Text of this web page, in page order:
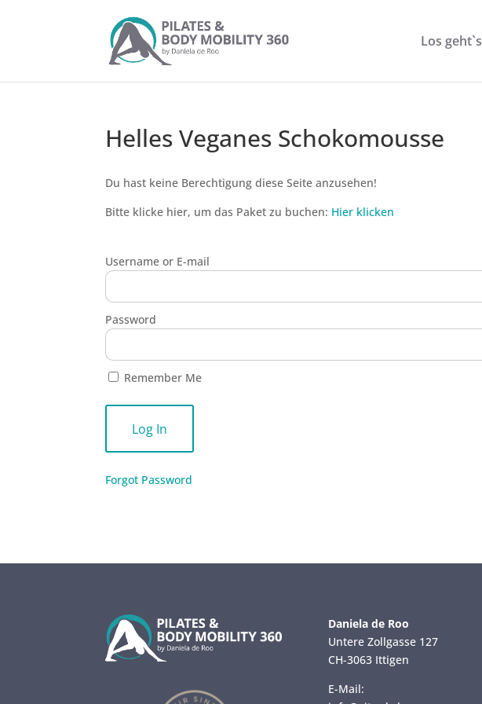
Los geht`s
Helles Veganes Schokomousse
Du hast keine Berechtigung diese Seite anzusehen!
Bitte klicke hier, um das Paket zu buchen: Hier klicken
Username or E-mail
Password
Remember Me
Forgot Password
Daniela de Roo
Untere Zollgasse 127
CH-3063 Ittigen
E-Mail: